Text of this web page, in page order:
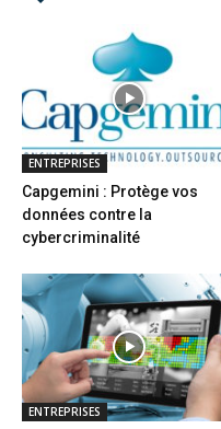
ENTREPRISES
Capgemini : Protège vos
données contre la
cybercriminalité
ENTREPRISES